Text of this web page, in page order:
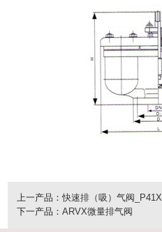
上一产品：快速排（吸）气阀_P41X
下一产品：ARVX微量排气阀